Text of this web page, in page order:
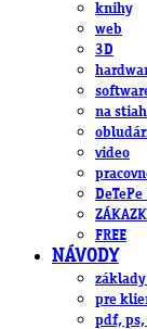
knihy
web
3D
na
video
DeTePe
FREE
NÁVODY
základy
pre
pdf,